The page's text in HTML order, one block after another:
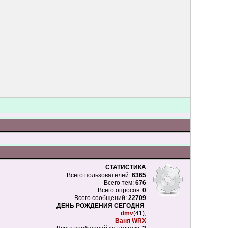
СТАТИСТИКА
Всего пользователей: 6365
Всего тем: 676
Всего опросов: 0
Всего сообщений: 22709
ДЕНЬ РОЖДЕНИЯ СЕГОДНЯ
dmv(41),
Ваня WRX